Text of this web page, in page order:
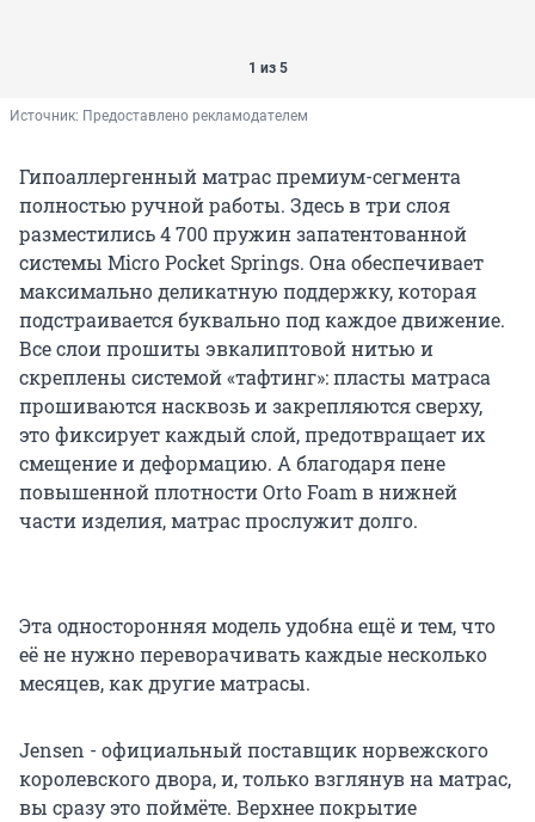
1 из 5
Источник: Предоставлено рекламодателем
Гипоаллергенный матрас премиум-сегмента
полностью ручной работы. Здесь в три слоя
разместились 4 700 пружин запатентованной
системы Micro Pocket Springs. Она обеспечивает
максимально деликатную поддержку, которая
подстраивается буквально под каждое движение.
Все слои прошиты эвкалиптовой нитью и
скреплены системой «тафтинг»: пласты матраса
прошиваются насквозь и закрепляются сверху,
это фиксирует каждый слой, предотвращает их
смещение и деформацию. А благодаря пене
повышенной плотности Orto Foam в нижней
части изделия, матрас прослужит долго.
Эта односторонняя модель удобна ещё и тем, что
её не нужно переворачивать каждые несколько
месяцев, как другие матрасы.
Jensen - официальный поставщик норвежского
королевского двора, и, только взглянув на матрас,
вы сразу это поймёте. Верхнее покрытие